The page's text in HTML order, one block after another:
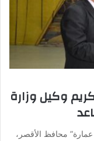
وكيل وزارة
محافظ الأقصر،